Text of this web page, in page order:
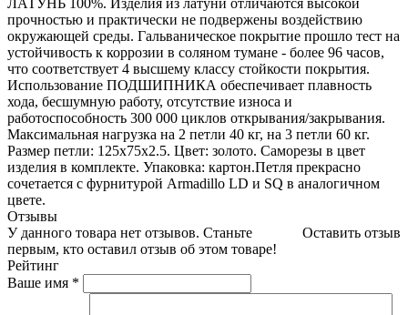
прочностью и практически не подвержены воздействию
окружающей среды. Гальваническое покрытие прошло тест на
устойчивость к коррозии в соляном тумане - более 96 часов,
что соответствует 4 высшему классу стойкости покрытия.
Использование ПОДШИПНИКА обеспечивает плавность
хода, бесшумную работу, отсутствие износа и
работоспособность 300 000 циклов открывания/закрывания.
Максимальная нагрузка на 2 петли 40 кг, на 3 петли 60 кг.
Размер петли: 125х75х2.5. Цвет: золото. Саморезы в цвет
изделия в комплекте. Упаковка: картон.Петля прекрасно
сочетается с фурнитурой Armadillo LD и SQ в аналогичном
цвете.
Отзывы
Оставить отзыв
У данного товара нет отзывов. Станьте
первым, кто оставил отзыв об этом товаре!
Рейтинг
Ваше имя *